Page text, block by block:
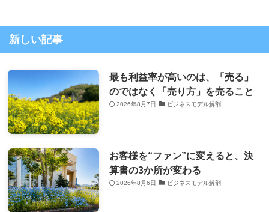
新しい記事
最も利益率が高いのは、「売る」
のではなく「売り方」を売ること
2026年8月7日 ビジネスモデル解剖
お客様を“ファン”に変えると、決
算書の3か所が変わる
2026年8月6日 ビジネスモデル解剖